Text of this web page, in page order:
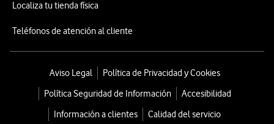
Localiza tu tienda física
Teléfonos de atención al cliente
Aviso Legal
Política de Privacidad y Cookies
Política Seguridad de Información
Accesibilidad
Información a clientes
Calidad del servicio